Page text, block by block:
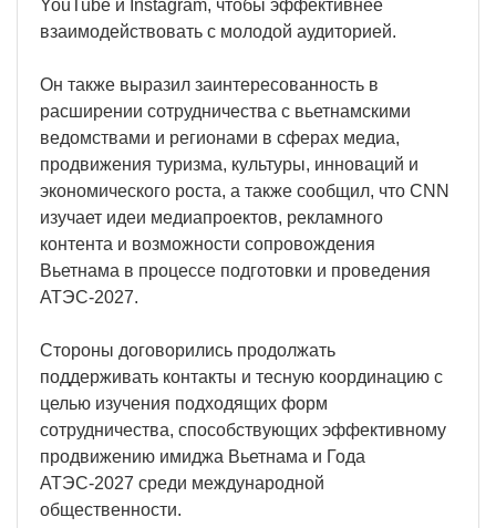
YouTube и Instagram, чтобы эффективнее
взаимодействовать с молодой аудиторией.
Он также выразил заинтересованность в
расширении сотрудничества с вьетнамскими
ведомствами и регионами в сферах медиа,
продвижения туризма, культуры, инноваций и
экономического роста, а также сообщил, что CNN
изучает идеи медиапроектов, рекламного
контента и возможности сопровождения
Вьетнама в процессе подготовки и проведения
АТЭС-2027.
Стороны договорились продолжать
поддерживать контакты и тесную координацию с
целью изучения подходящих форм
сотрудничества, способствующих эффективному
продвижению имиджа Вьетнама и Года
АТЭС-2027 среди международной
общественности.